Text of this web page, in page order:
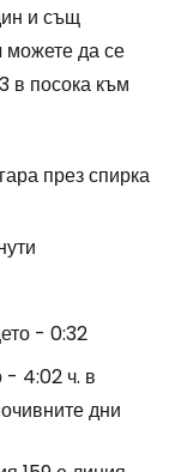
и същ
да се
в посока към
през спирка
- 0:32
- 4:02 ч. в
дни